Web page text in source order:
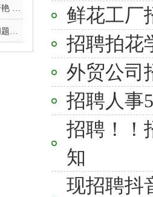
呈贡区：产才融合“花”开艳 智力引擎“贡”献强
球根花卉种球“卡脖子”问题如何破局？专家呼吁加速国产化进程
鲜花工厂
招聘拍花
外贸公司
招聘人事
招聘！！
知
现招聘抖